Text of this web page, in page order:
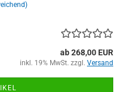
ab 268,00 EUR
inkl. 19% MwSt. zzgl. Versand